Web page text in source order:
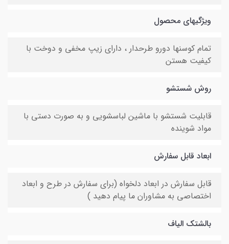
ویژگیهای محصول
تمام کوسنها دورو طرحدار ، دارای زیپ مخفی و دوخت با
کیفیت هستن
روش شستشو
قابلیت شستشو با ماشین لباسشویی و به صورت دستی با
مواد شوینده
ابعاد قابل سفارش
قابل سفارش در ابعاد دلخواه (برای سفارش در طرح و ابعاد
اختصاصی به مشاوران ما پیام دهید )
بالشتک الیاف